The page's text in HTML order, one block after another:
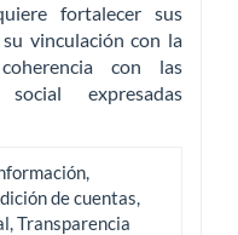
fortalecer sus
vinculación con la
con las
expresadas
de cuentas,
Transparencia